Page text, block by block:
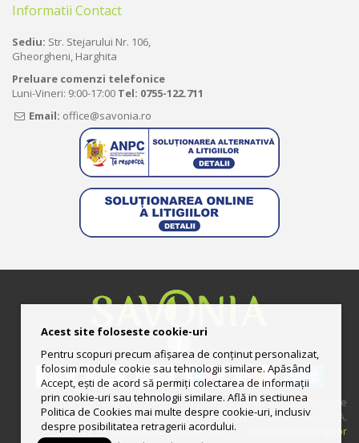
Informatii Contact
Sediu: Str. Stejarului Nr. 106,
Gheorgheni, Harghita
Preluare comenzi telefonice
Luni-Vineri: 9:00-17:00 Tel: 0755-122.711
Email: office@savonia.ro
© 2013-2025 Magazin online deţinut şi administrat de
UNGURAS ION LUCIAN II CUI: RO33444158 | Preturile includ TVA.
Politica de utilizare Cookie-uri|ANPC Solutionarea litigiilor
Acest site foloseste cookie-uri
Pentru scopuri precum afișarea de conținut personalizat,
folosim module cookie sau tehnologii similare. Apăsând
Accept, ești de acord să permiți colectarea de informații
prin cookie-uri sau tehnologii similare. Află in sectiunea
Politica de Cookies mai multe despre cookie-uri, inclusiv
despre posibilitatea retragerii acordului.